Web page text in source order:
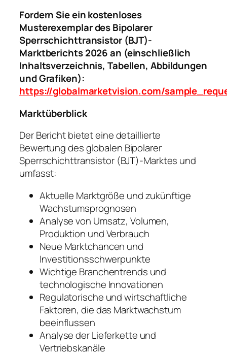
Fordern Sie ein kostenloses
Musterexemplar des Bipolarer
Sperrschichttransistor (BJT)-
Marktberichts 2026 an (einschließlich
Inhaltsverzeichnis, Tabellen, Abbildungen
und Grafiken):
https://globalmarketvision.com/
Marktüberblick
Der Bericht bietet eine detaillierte
Bewertung des globalen Bipolarer
Sperrschichttransistor (BJT)-Marktes und
umfasst:
Aktuelle Marktgröße und zukünftige
Wachstumsprognosen
Analyse von Umsatz, Volumen,
Produktion und Verbrauch
Neue Marktchancen und
Investitionsschwerpunkte
Wichtige Branchentrends und
technologische Innovationen
Regulatorische und wirtschaftliche
Faktoren, die das Marktwachstum
beeinflussen
Analyse der Lieferkette und
Vertriebskanäle